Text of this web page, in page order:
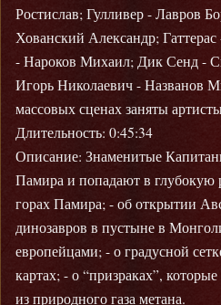
Ростислав; Гулливер - Лавров
Хованский Александр;
- Нароков Михаил; Дик Сенд -
Игорь Николаевич - Названов
массовых сценах заняты
Длительность: 0:45:34
Описание: Знаменитые
Памира и попадают в
горах Памира; - об открытии
динозавров в пустыне в
европейцами; - о градусной
картах; - о “призраках”,
из природного газа метана.